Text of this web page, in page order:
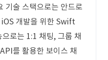
기술 스택으로는 안드로
개발을 위한 Swift
로는 1:1 채팅, 그룹 채
를 활용한 보이스 채